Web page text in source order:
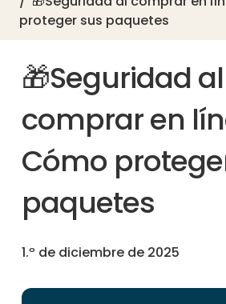
proteger sus paquetes
🎁Seguridad al
comprar en
Cómo
paquetes
1.º de diciembre de 2025